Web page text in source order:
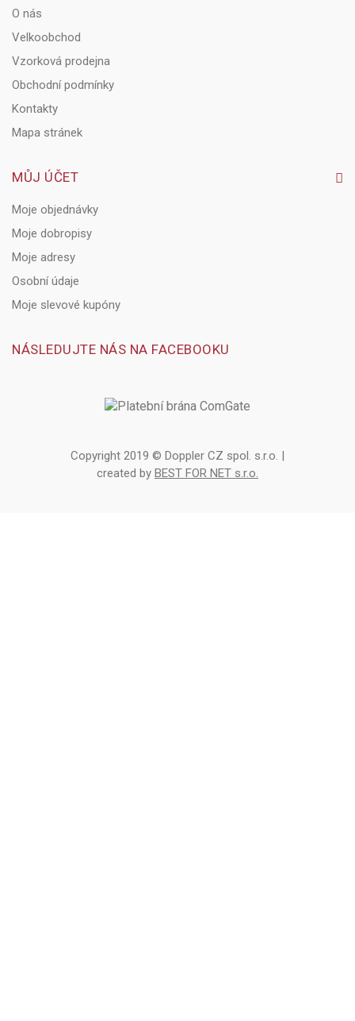
O nás
Velkoobchod
Vzorková prodejna
Obchodní podmínky
Kontakty
Mapa stránek
MŮJ ÚČET
Moje objednávky
Moje dobropisy
Moje adresy
Osobní údaje
Moje slevové kupóny
NÁSLEDUJTE NÁS NA FACEBOOKU
Copyright 2019 © Doppler CZ spol. s.r.o. |
created by BEST FOR NET s.r.o.